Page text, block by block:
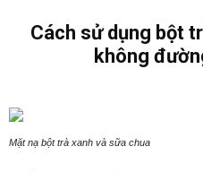
Cách sử dụng bột
không
Mặt nạ bột trà xanh và sữa chua